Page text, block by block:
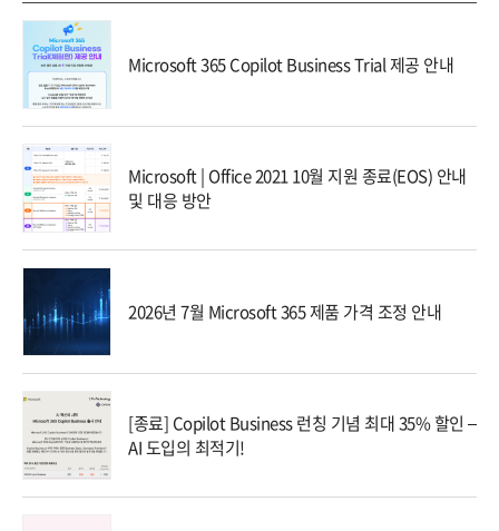
Microsoft 365 Copilot Business Trial 제공 안내
Microsoft | Office 2021 10월 지원 종료(EOS) 안내
및 대응 방안
2026년 7월 Microsoft 365 제품 가격 조정 안내
[종료] Copilot Business 런칭 기념 최대 35% 할인 –
AI 도입의 최적기!